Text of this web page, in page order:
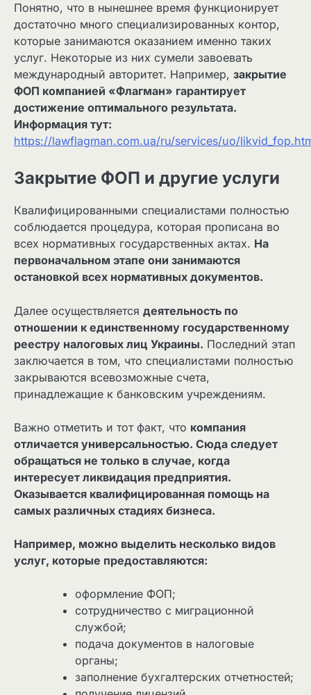
Понятно, что в нынешнее время функционирует
достаточно много специализированных контор,
которые занимаются оказанием именно таких
услуг. Некоторые из них сумели завоевать
международный авторитет. Например, закрытие
ФОП компанией «Флагман» гарантирует
достижение оптимального результата.
Информация тут:
https://lawflagman.com.ua/ru/services/uo/
Закрытие ФОП и другие услуги
Квалифицированными специалистами полностью
соблюдается процедура, которая прописана во
всех нормативных государственных актах. На
первоначальном этапе они занимаются
остановкой всех нормативных документов.
Далее осуществляется деятельность по
отношении к единственному государственному
реестру налоговых лиц Украины. Последний этап
заключается в том, что специалистами полностью
закрываются всевозможные счета,
принадлежащие к банковским учреждениям.
Важно отметить и тот факт, что компания
отличается универсальностью. Сюда следует
обращаться не только в случае, когда
интересует ликвидация предприятия.
Оказывается квалифицированная помощь на
самых различных стадиях бизнеса.
Например, можно выделить несколько видов
услуг, которые предоставляются:
оформление ФОП;
сотрудничество с миграционной
службой;
подача документов в налоговые
органы;
заполнение бухгалтерских отчетностей;